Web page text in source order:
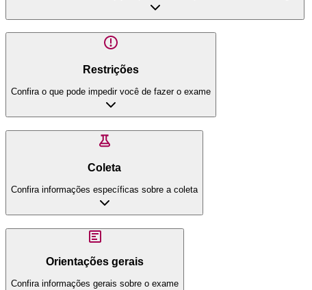
Restrições
Confira o que pode impedir você de fazer o exame
Coleta
Confira informações específicas sobre a coleta
Orientações gerais
Confira informações gerais sobre o exame